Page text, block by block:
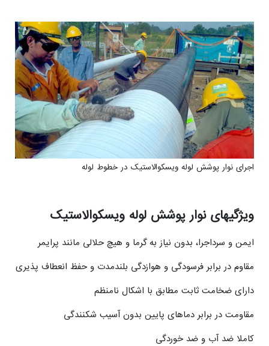
اجرای نوار پوشش لوله ویسکوالاستیک در خطوط لوله
ویژگیهای نوار پوشش لوله ویسکوالاستیک
ایمن و سرداجرا، بدون نیاز به گرما و هیچ حلالی مانند پرایمر
مقاوم در برابر فرسودگی و هوازدگی بلندمدت و حفظ انعطاف پذیری
دارای ضخامت ثابت مطابق با اشکال نامنظم
مقاومت در برابر دماهای پایین بدون آسیب شکنندگی
کاملا ضد آب و ضد خوردگی